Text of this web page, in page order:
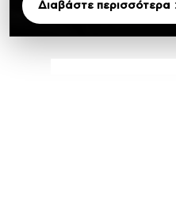
Διαβάστε περισσότερα